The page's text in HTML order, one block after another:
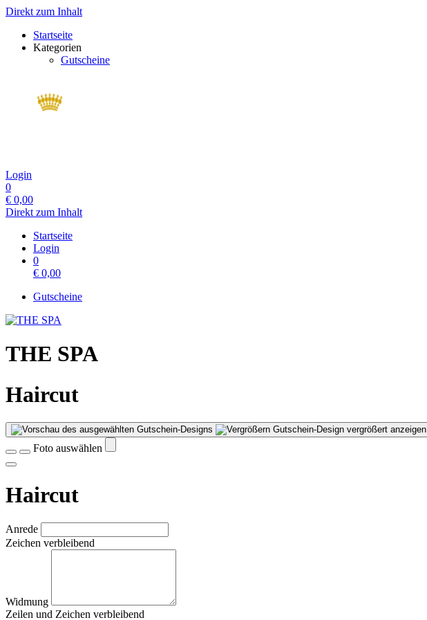
Direkt zum Inhalt
Startseite
Kategorien
Gutscheine
Login
0
€ 0,00
Direkt zum Inhalt
Startseite
Login
0
€ 0,00
Gutscheine
THE SPA
Haircut
Gutschein-Design vergrößert anzeigen
Foto auswählen
Haircut
Anrede
Zeichen verbleibend
Widmung
Zeilen und Zeichen verbleibend